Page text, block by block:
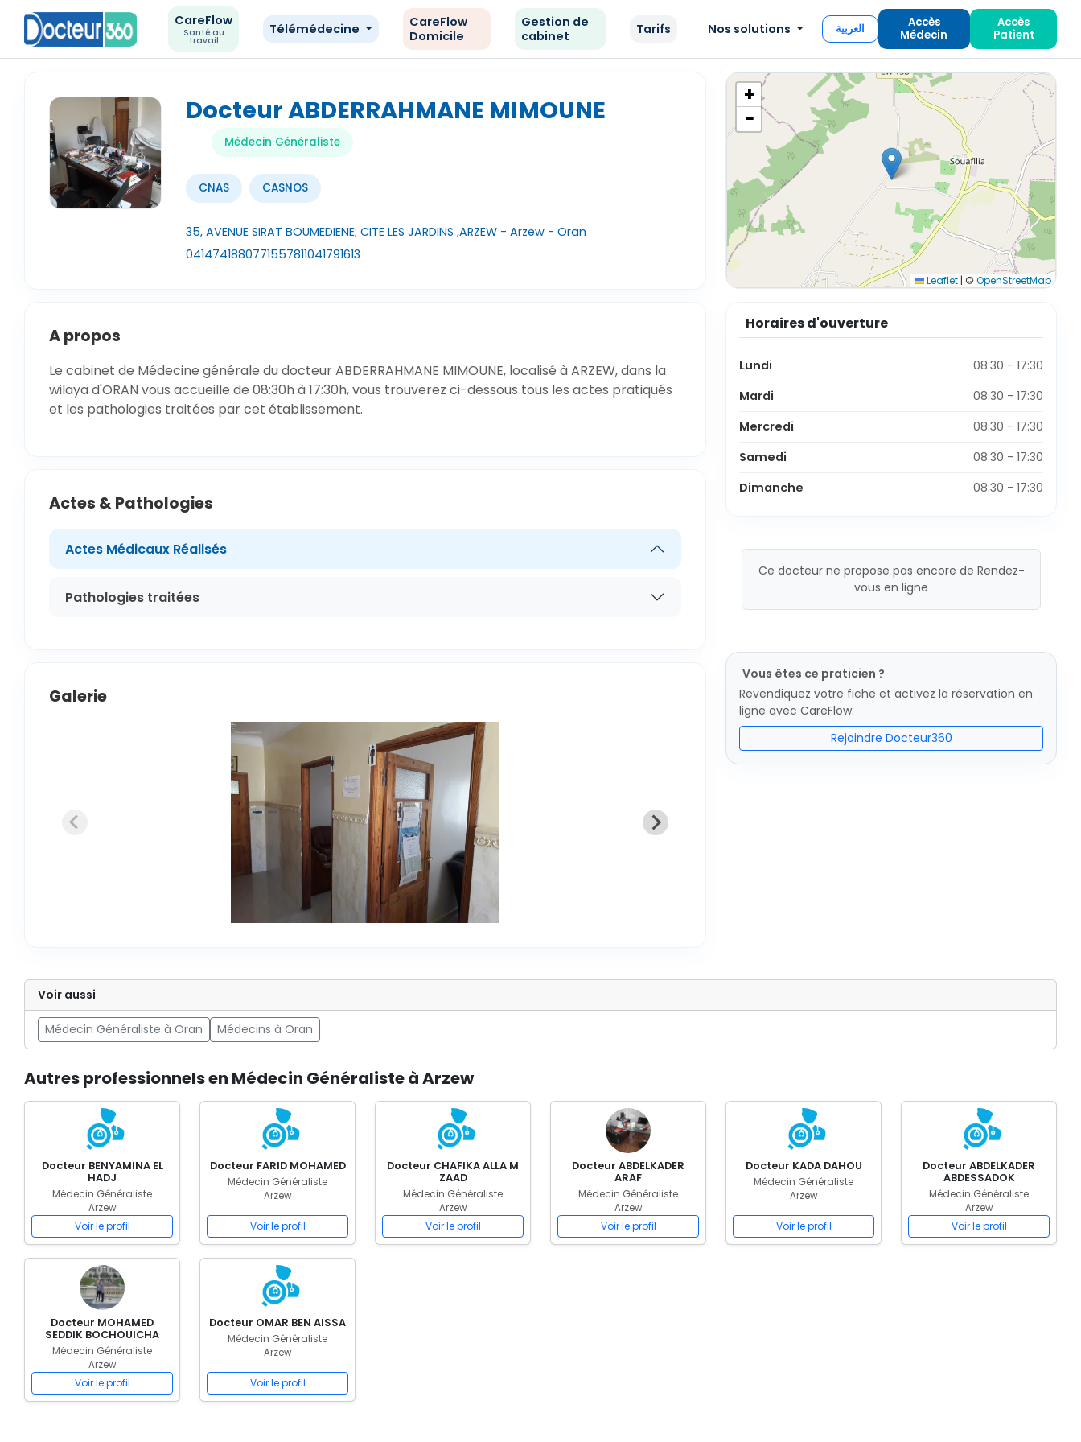
CareFlow
Santé au
travail
Télémédecine
CareFlow
Domicile
Gestion de
cabinet
Tarifs Nos solutions العربية
Accès
Médecin
Accès
Patient
Docteur ABDERRAHMANE MIMOUNE
Médecin Généraliste
CNAS CASNOS
35, AVENUE SIRAT BOUMEDIENE; CITE LES JARDINS ,ARZEW - Arzew - Oran
0414741880771557811041791613
+
−
Leaflet | © OpenStreetMap
A propos
Le cabinet de Médecine générale du docteur ABDERRAHMANE MIMOUNE, localisé à ARZEW, dans la
wilaya d'ORAN vous accueille de 08:30h à 17:30h, vous trouverez ci-dessous tous les actes pratiqués
et les pathologies traitées par cet établissement.
Actes & Pathologies
Actes Médicaux Réalisés
Pathologies traitées
Galerie
Horaires d'ouverture
Lundi
08:30 - 17:30
Mardi
08:30 - 17:30
Mercredi
08:30 - 17:30
Samedi
08:30 - 17:30
Dimanche
08:30 - 17:30
Ce docteur ne propose pas encore de Rendez-
vous en ligne
Vous êtes ce praticien ?
Revendiquez votre fiche et activez la réservation en
ligne avec CareFlow.
Rejoindre Docteur360
Voir aussi
Médecin Généraliste à Oran Médecins à Oran
Autres professionnels en Médecin Généraliste à Arzew
Docteur BENYAMINA EL
HADJ
Médecin Généraliste
Arzew
Voir le profil
Docteur FARID MOHAMED
Médecin Généraliste
Arzew
Voir le profil
Docteur CHAFIKA ALLA M
ZAAD
Médecin Généraliste
Arzew
Voir le profil
Docteur ABDELKADER
ARAF
Médecin Généraliste
Arzew
Voir le profil
Docteur KADA DAHOU
Médecin Généraliste
Arzew
Voir le profil
Docteur ABDELKADER
ABDESSADOK
Médecin Généraliste
Arzew
Voir le profil
Docteur MOHAMED
SEDDIK BOCHOUICHA
Médecin Généraliste
Arzew
Voir le profil
Docteur OMAR BEN AISSA
Médecin Généraliste
Arzew
Voir le profil